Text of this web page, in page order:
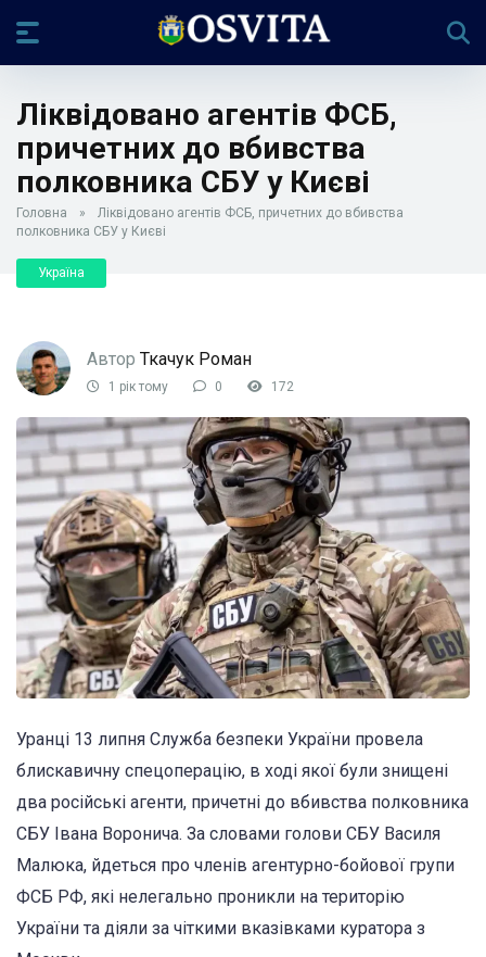
Ліквідовано агентів ФСБ,
причетних до вбивства
полковника СБУ у Києві
Головна »
Ліквідовано агентів ФСБ, причетних до вбивства
полковника СБУ у Києві
Україна
Автор Ткачук Роман
1 рік тому 0 172
Уранці 13 липня Служба безпеки України провела
блискавичну спецоперацію, в ході якої були знищені
два російські агенти, причетні до вбивства полковника
СБУ Івана Воронича. За словами голови СБУ Василя
Малюка, йдеться про членів агентурно-бойової групи
ФСБ РФ, які нелегально проникли на територію
України та діяли за чіткими вказівками куратора з